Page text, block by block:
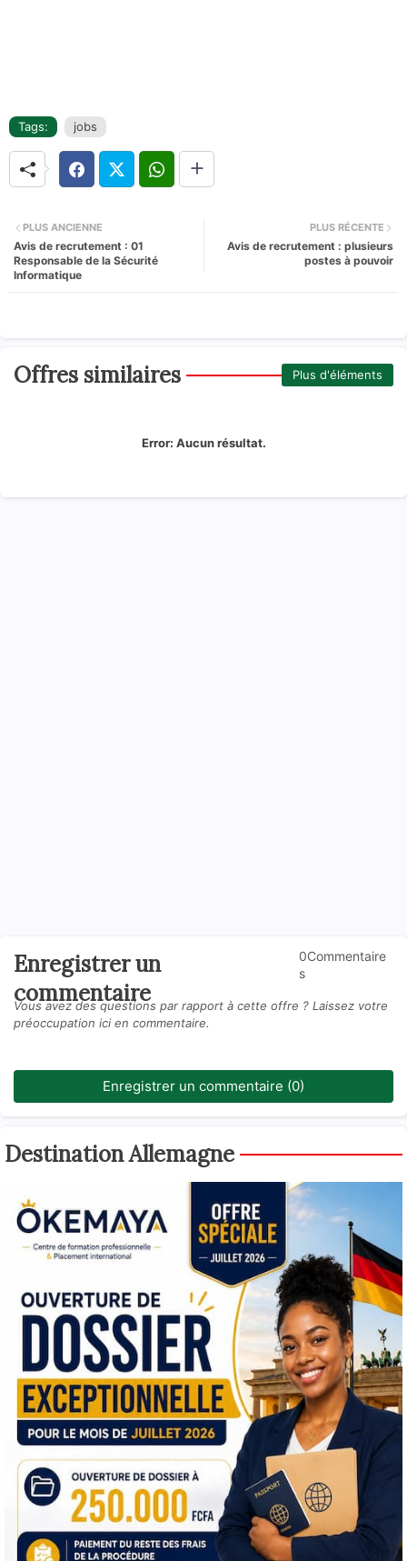
Tags: jobs
PLUS RÉCENTE
Avis de recrutement : plusieurs
postes à pouvoir
PLUS ANCIENNE
Avis de recrutement : 01
Responsable de la Sécurité
Informatique
Offres similaires Plus d'éléments
Error: Aucun résultat.
Enregistrer un
commentaire
0Commentaire
s
Vous avez des questions par rapport à cette offre ? Laissez votre
préoccupation ici en commentaire.
Enregistrer un commentaire (0)
Destination Allemagne